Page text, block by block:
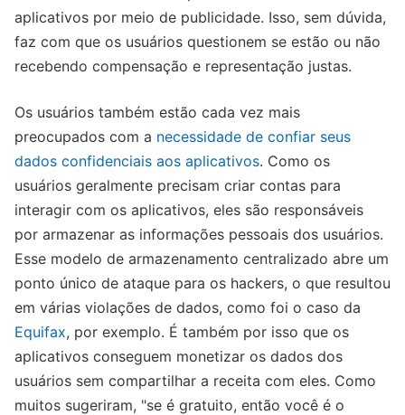
aplicativos por meio de publicidade. Isso, sem dúvida,
faz com que os usuários questionem se estão ou não
recebendo compensação e representação justas.
Os usuários também estão cada vez mais
preocupados com a necessidade de confiar seus
dados confidenciais aos aplicativos. Como os
usuários geralmente precisam criar contas para
interagir com os aplicativos, eles são responsáveis
por armazenar as informações pessoais dos usuários.
Esse modelo de armazenamento centralizado abre um
ponto único de ataque para os hackers, o que resultou
em várias violações de dados, como foi o caso da
Equifax, por exemplo. É também por isso que os
aplicativos conseguem monetizar os dados dos
usuários sem compartilhar a receita com eles. Como
muitos sugeriram, "se é gratuito, então você é o